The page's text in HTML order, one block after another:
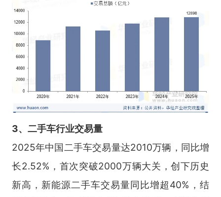
3、二手车行业交易量
2025年中国二手车交易量达2010万辆，同比增
长2.52%，首次突破2000万辆大关，创下历史
新高，新能源二手车交易量同比增超40%，结